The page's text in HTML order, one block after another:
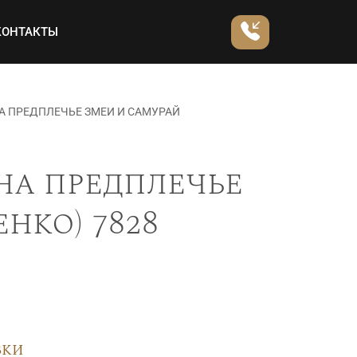
ПРЕДПЛЕЧЬЕ ЗМЕИ И САМУРАЙ
предплечье
7828